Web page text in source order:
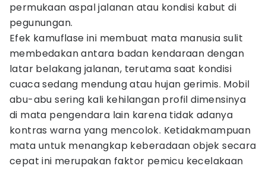
permukaan aspal jalanan atau kondisi kabut di
pegunungan.
Efek kamuflase ini membuat mata manusia sulit
membedakan antara badan kendaraan dengan
latar belakang jalanan, terutama saat kondisi
cuaca sedang mendung atau hujan gerimis. Mobil
abu-abu sering kali kehilangan profil dimensinya
di mata pengendara lain karena tidak adanya
kontras warna yang mencolok. Ketidakmampuan
mata untuk menangkap keberadaan objek secara
cepat ini merupakan faktor pemicu kecelakaan